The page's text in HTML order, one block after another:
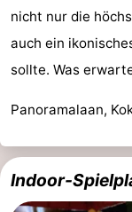
nicht nur die
auch ein
sollte. Was
Panoramalaan,
Indoor-